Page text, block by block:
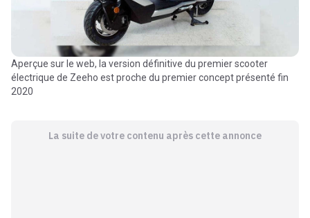
Aperçue sur le web, la version définitive du premier scooter
électrique de Zeeho est proche du premier concept présenté fin
2020
La suite de votre contenu après cette annonce